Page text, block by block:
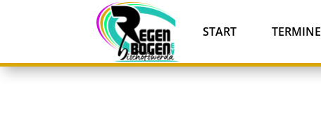
START TERMINE